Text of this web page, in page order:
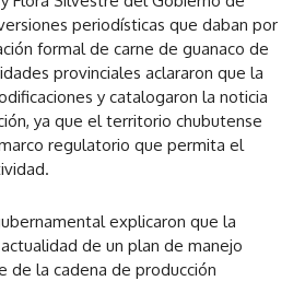
periodísticas que daban por
formal de carne de guanaco de
provinciales aclararon que la
y catalogaron la noticia
ya que el territorio chubutense
regulatorio que permita el
explicaron que la
de un plan de manejo
de la cadena de producción